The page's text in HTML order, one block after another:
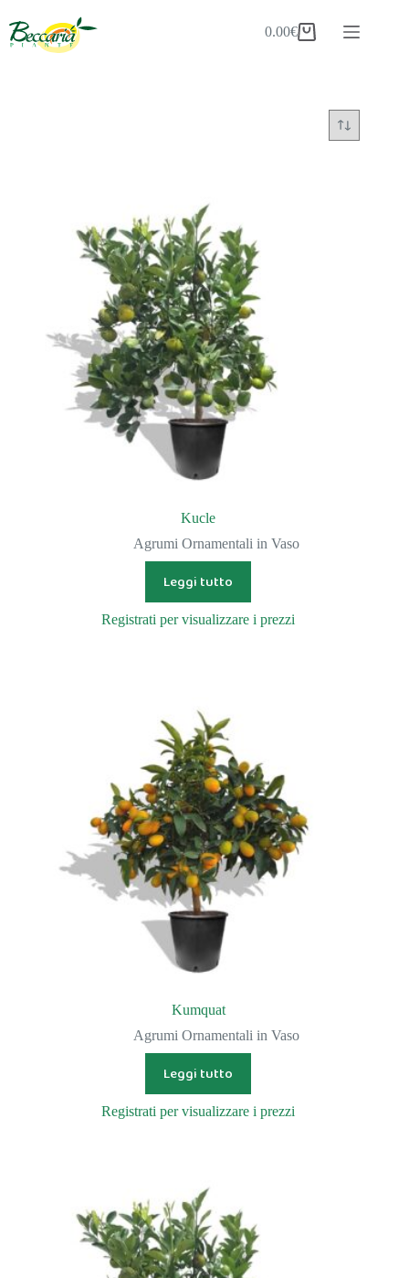
contenuto
Carrello
0.00€
Kucle
Agrumi Ornamentali in Vaso
Leggi tutto
Registrati per visualizzare i prezzi
Kumquat
Agrumi Ornamentali in Vaso
Leggi tutto
Registrati per visualizzare i prezzi